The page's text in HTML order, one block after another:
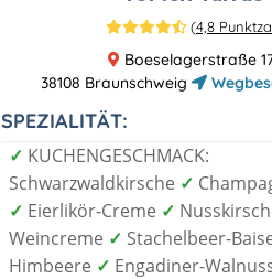
(4,8
Boeselagerstraße
38108 Braunschweig
SPEZIALITÄT:
✓ KUCHENGESCHMACK:
Schwarzwaldkirsche ✓
✓ Eierlikör-Creme ✓
Weincreme ✓ Stachelbeer-
Himbeere ✓ Engadiner-